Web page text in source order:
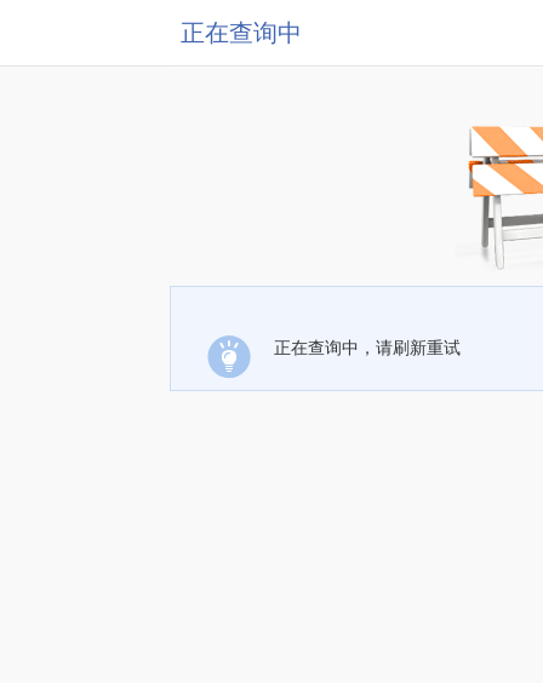
正在查询中
正在查询中，请刷新重试